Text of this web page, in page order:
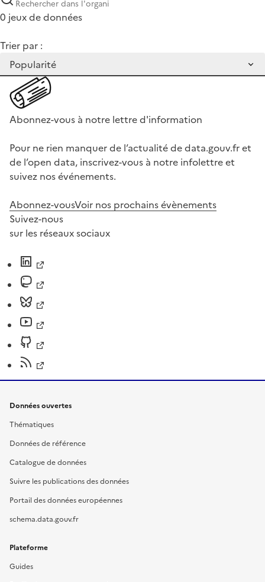
0 jeux de données
Trier par :
Abonnez-vous à notre lettre d'information
Pour ne rien manquer de l’actualité de data.gouv.fr et
de l’open data, inscrivez-vous à notre infolettre et
suivez nos événements.
Abonnez-vousVoir nos prochains évènements
Suivez-nous
sur les réseaux sociaux
Données ouvertes
Thématiques
Données de référence
Catalogue de données
Suivre les publications des données
Portail des données européennes
schema.data.gouv.fr
Plateforme
Guides